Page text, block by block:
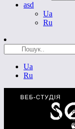
asd
Ua
Ru
Ua
Ru